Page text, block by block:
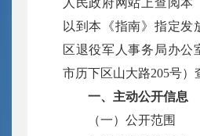
人民政府网站上查阅本
以到本《指南》指定发
区退役军人事务局办公
市历下区山大路205号）
一、主动公开信息
（一）公开范围